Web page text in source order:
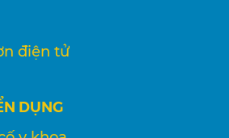
điện tử
DỤNG